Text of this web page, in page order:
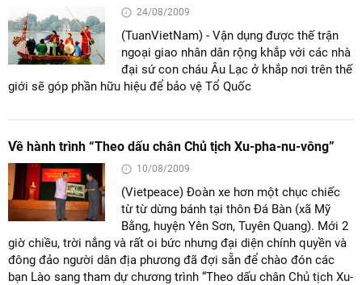
24/08/2009
(TuanVietNam) - Vận dụng được thế trận
ngoại giao nhân dân rộng khắp với các nhà
đại sứ con cháu Âu Lạc ở khắp nơi trên thế
giới sẽ góp phần hữu hiệu để bảo vệ Tổ Quốc
Về hành trình “Theo dấu chân Chủ tịch Xu-pha-nu-vông”
10/08/2009
(Vietpeace) Đoàn xe hơn một chục chiếc
từ từ dừng bánh tại thôn Đá Bàn (xã Mỹ
Bằng, huyện Yên Sơn, Tuyên Quang). Mới 2
giờ chiều, trời nắng và rất oi bức nhưng đại diện chính quyền và
đông đảo người dân địa phương đã đợi sẵn để chào đón các
bạn Lào sang tham dự chương trình “Theo dấu chân Chủ tịch Xu-